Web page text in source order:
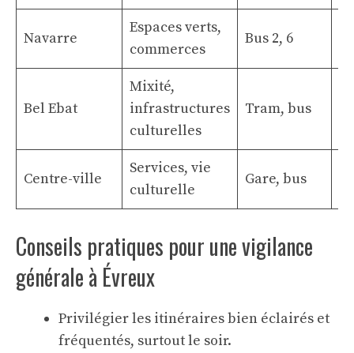
Navarre
Espaces verts,
commerces
Bus 2, 6
Bel Ebat
Mixité,
infrastructures
culturelles
Tram, bus
Centre-ville
Services, vie
culturelle
Gare, bus
Conseils pratiques pour une vigilance
générale à Évreux
Privilégier les itinéraires bien éclairés et
fréquentés, surtout le soir.